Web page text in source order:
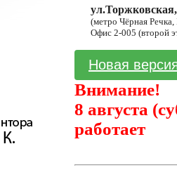
(метро Чёрная
Офис 2-005 (второй
Новая
Внимание!
8 августа
работает